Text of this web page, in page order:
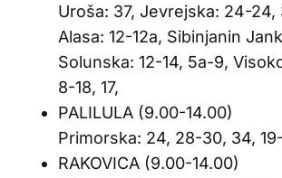
Uroša: 37, Jevrejska: 24-24,
Alasa: 12-12a, Sibinjanin
Solunska: 12-14, 5a-9,
8-18, 17,
PALILULA (9.00-14.00)
Primorska: 24, 28-30, 34,
RAKOVICA (9.00-14.00)